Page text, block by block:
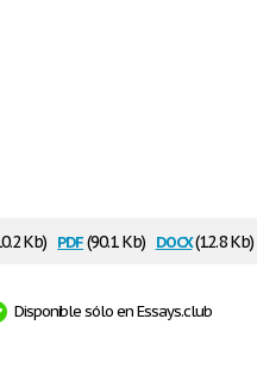
Kb) pdf(90.1 Kb) docx(12.8 Kb)
Disponible sólo en Essays.club